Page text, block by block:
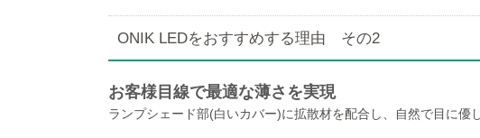
ONIK LEDをおすすめする理由 その2
お客様目線で最適な薄さを実現
ランプシェード部(白いカバー)に拡散材を配合し、自然で目に優